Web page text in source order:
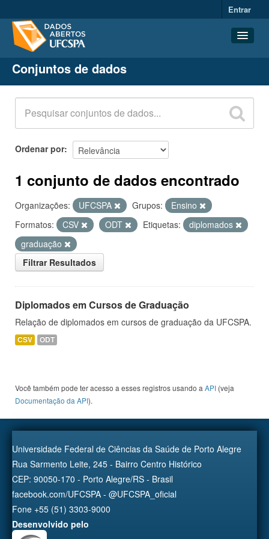
Entrar
Conjuntos de dados
Organizações
Grupos
Sobre
Conjuntos de dados
Ordenar por
1 conjunto de dados encontrado
Organizações: UFCSPA Grupos:
Ensino
Formatos:
CSV ODT Etiquetas:
diplomados
graduação
Filtrar Resultados
Diplomados em Cursos de Graduação
Relação de diplomados em cursos de graduação da UFCSPA.
CSV ODT
Você também pode ter acesso a esses registros usando a API (veja
Documentação da API).
Universidade Federal de Ciências da Saúde de Porto Alegre
Rua Sarmento Leite, 245 - Bairro Centro Histórico
CEP: 90050-170 - Porto Alegre/RS - Brasil
facebook.com/UFCSPA - @UFCSPA_oficial
Fone +55 (51) 3303-9000
Desenvolvido pelo